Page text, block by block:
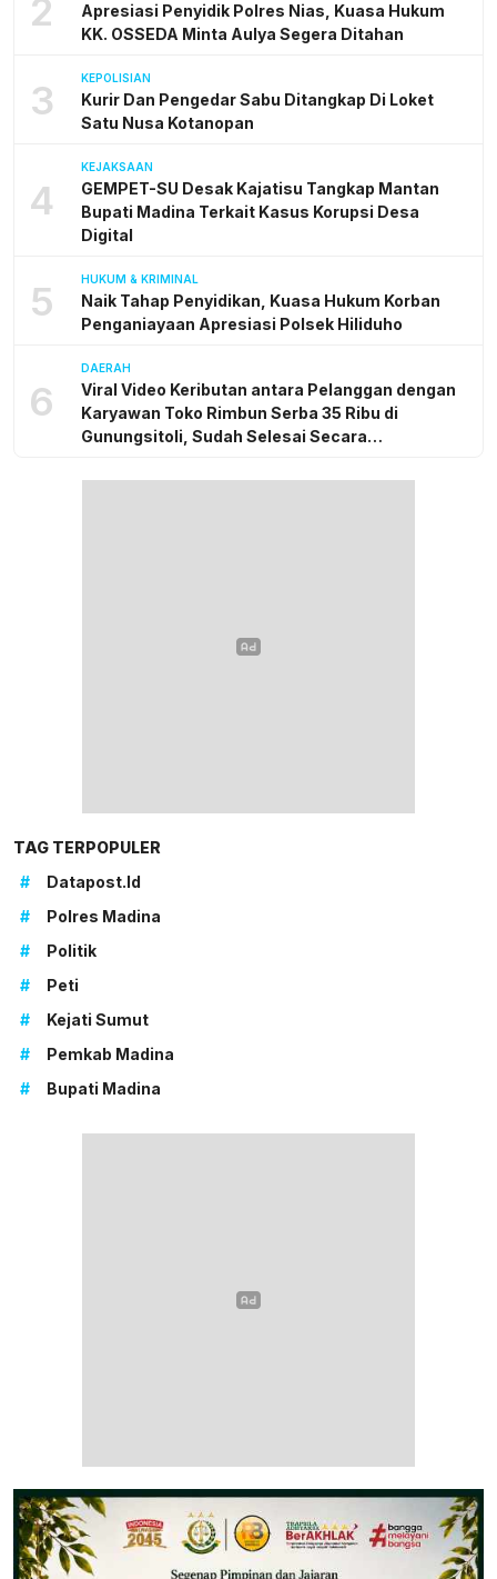
2
Apresiasi Penyidik Polres Nias, Kuasa Hukum
KK. OSSEDA Minta Aulya Segera Ditahan
3 KEPOLISIAN
Kurir Dan Pengedar Sabu Ditangkap Di Loket
Satu Nusa Kotanopan
4
KEJAKSAAN
GEMPET-SU Desak Kajatisu Tangkap Mantan
Bupati Madina Terkait Kasus Korupsi Desa
Digital
5 HUKUM & KRIMINAL
Naik Tahap Penyidikan, Kuasa Hukum Korban
Penganiayaan Apresiasi Polsek Hiliduho
6
DAERAH
Viral Video Keributan antara Pelanggan dengan
Karyawan Toko Rimbun Serba 35 Ribu di
Gunungsitoli, Sudah Selesai Secara
TAG TERPOPULER
#
Datapost.id
#
Polres Madina
#
Politik
#
Peti
#
Kejati Sumut
#
Pemkab Madina
#
Bupati Madina